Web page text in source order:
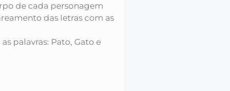
de cada personagem
das letras com as
palavras: Pato, Gato e